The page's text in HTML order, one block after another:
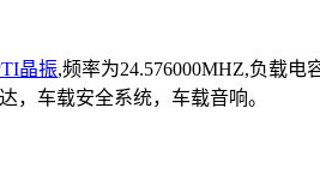
晶振,频率为24.576000MHZ,负载电
，车载安全系统，车载音响。